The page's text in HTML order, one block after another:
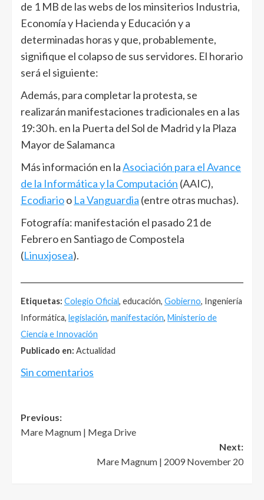
de 1 MB de las webs de los minsiterios Industria,
Economía y Hacienda y Educación y a
determinadas horas y que, probablemente,
signifique el colapso de sus servidores. El horario
será el siguiente:
Además, para completar la protesta, se
realizarán manifestaciones tradicionales en a las
19:30 h. en la Puerta del Sol de Madrid y la Plaza
Mayor de Salamanca
Más información en laAsociación para el Avance
de la Informática y la Computación (AAIC),
Ecodiarioo La Vanguardia (entre otras muchas).
Fotografía: manifestación el pasado 21 de
Febrero en Santiago de Compostela
(Linuxjosea).
Etiquetas: Colegio Oficial, educación, Gobierno, Ingeniería
Informática, legislación, manifestación, Ministerio de
Ciencia e Innovación
Publicado en: Actualidad
Sin comentarios
Post
navigation
Previous:
Mare Magnum | Mega Drive
Next:
Mare Magnum | 2009 November 20